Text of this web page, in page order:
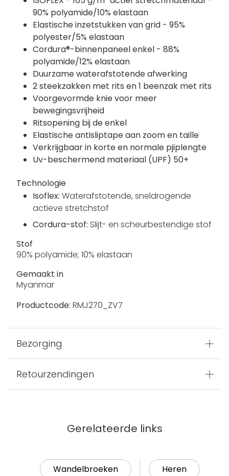
90% polyamide/10% elastaan
Elastische inzetstukken van grid - 95%
polyester/5% elastaan
Cordura®-binnenpaneel enkel - 88%
polyamide/12% elastaan
Duurzame waterafstotende afwerking
2 steekzakken met rits en 1 beenzak met rits
Voorgevormde knie voor meer
bewegingsvrijheid
Ritsopening bij de enkel
Elastische antisliptape aan zoom en taille
Verkrijgbaar in korte en normale pjiplengte
Uv-beschermend materiaal (UPF) 50+
Technologie
Isoflex: Waterafstotende, sneldrogende
actieve stretchstof
Cordura-stof: Slijt- en scheurbestendige stof
Stof
90% polyamide; 10% elastaan
Gemaakt in
Myanmar
Productcode: RMJ270_ZV7
Bezorging
Retourzendingen
Gerelateerde links
Wandelbroeken Heren